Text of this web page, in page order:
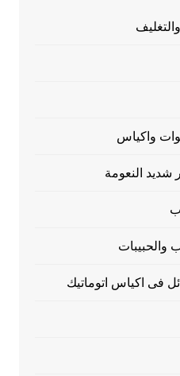
واكياس
شديد النعومة
والحبيبات
فى اكياس اتوماتيك